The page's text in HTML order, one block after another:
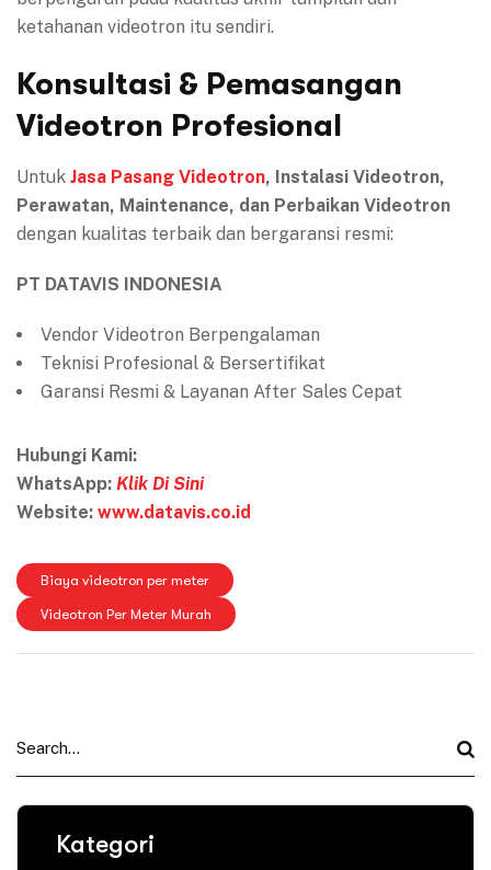
ketahanan videotron itu sendiri.
Konsultasi & Pemasangan
Videotron Profesional
Untuk Jasa Pasang Videotron, Instalasi Videotron,
Perawatan, Maintenance, dan Perbaikan Videotron
dengan kualitas terbaik dan bergaransi resmi:
PT DATAVIS INDONESIA
Vendor Videotron Berpengalaman
Teknisi Profesional & Bersertifikat
Garansi Resmi & Layanan After Sales Cepat
Hubungi Kami:
WhatsApp: Klik Di Sini
Website: www.datavis.co.id
Biaya videotron per meter
Videotron Per Meter Murah
Kategori